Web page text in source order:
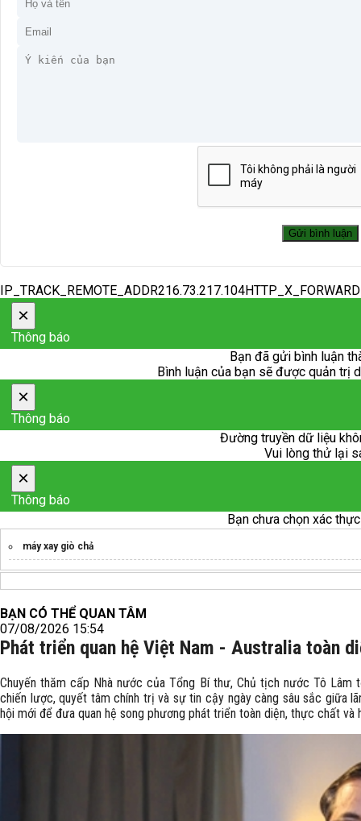
×
Thông báo
Bạn đã gửi bình luận
Bình luận của bạn sẽ được quản trị
×
Thông báo
Đường truyền dữ liệu
Vui lòng thử lại
×
Thông báo
Bạn chưa chọn xác
máy xay giò chả
BẠN CÓ THỂ QUAN TÂM
07/08/2026 15:54
Phát triển quan hệ Việt Nam - Australia toàn
Chuyến thăm cấp Nhà nước của Tổng Bí thư, Chủ tịch nước Tô
chiến lược, quyết tâm chính trị và sự tin cậy ngày càng sâu sắc giữa
hội mới để đưa quan hệ song phương phát triển toàn diện, thực chất và